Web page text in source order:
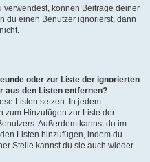
verwendest, können Beiträge deiner
du einen Benutzer ignorierst, dann
oder zur Liste der ignorierten
aus den Listen entfernen?
Listen setzen: In jedem
zum Hinzufügen zur Liste der
Außerdem kannst du im
Listen hinzufügen, indem du
Stelle kannst du sie auch wieder